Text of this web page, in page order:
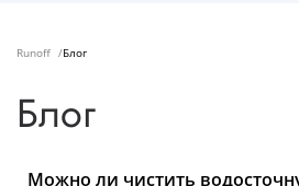
Runoff Блог
Блог
Можно ли чистить